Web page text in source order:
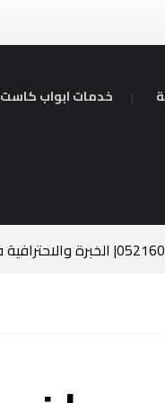
خدمات ابواب كاست